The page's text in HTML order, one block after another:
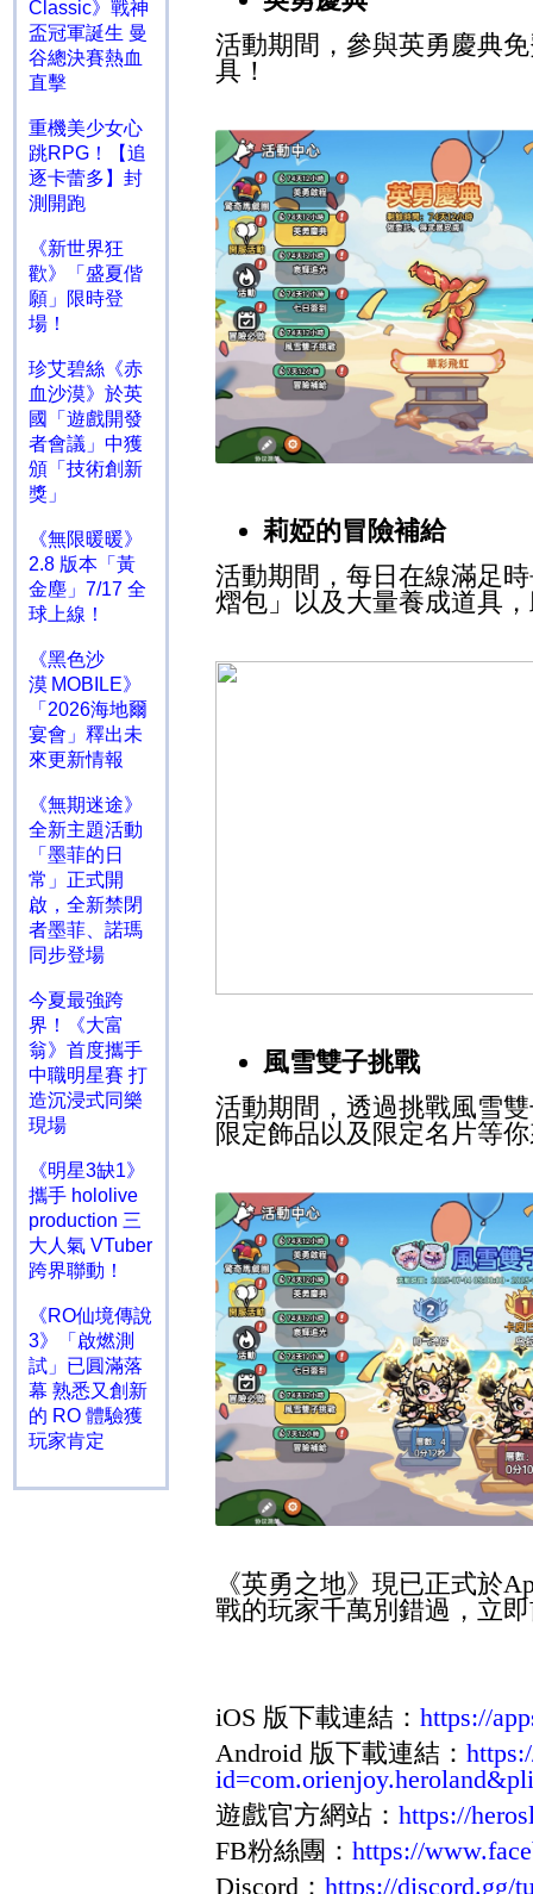
Classic》戰神
盃冠軍誕生 曼
谷總決賽熱血
直擊
重機美少女心
跳RPG！【追
逐卡蕾多】封
測開跑
《新世界狂
歡》「盛夏偕
願」限時登
場！
珍艾碧絲《赤
血沙漠》於英
國「遊戲開發
者會議」中獲
頒「技術創新
獎」
《無限暖暖》
2.8 版本「黃
金塵」7/17 全
球上線！
《黑色沙
漠 MOBILE》
「2026海地爾
宴會」釋出未
來更新情報
《無期迷途》
全新主題活動
「墨菲的日
常」正式開
啟，全新禁閉
者墨菲、諾瑪
同步登場
今夏最強跨
界！《大富
翁》首度攜手
中職明星賽 打
造沉浸式同樂
現場
《明星3缺1》
攜手 hololive
production 三
大人氣 VTuber
跨界聯動！
《RO仙境傳說
3》「啟燃測
試」已圓滿落
幕 熟悉又創新
的 RO 體驗獲
玩家肯定
活動期間，參與英勇慶典
具！
莉婭的冒險補給
活動期間，每日在線滿足
熠包」以及大量養成道具
風雪雙子挑戰
活動期間，透過挑戰風雪
限定飾品以及限定名片等
《英勇之地》現已正式於
戰的玩家千萬別錯過，立
iOS 版下載連結： https://
Android 版下載連結：
遊戲官方網站： https://
FB粉絲團： https://
Discord ： https://discord.gg/